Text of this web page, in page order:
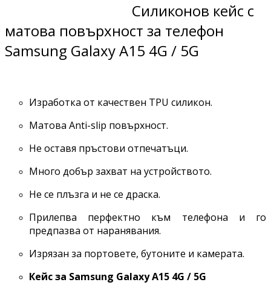
Силиконов кейс с
матова повърхност за телефон
Samsung Galaxy A15 4G / 5G
Изработка от качествен TPU силикон.
Матова Anti-slip повърхност.
Не оставя пръстови отпечатъци.
Много добър захват на устройството.
Не се плъзга и не се драска.
Прилепва перфектно към телефона и го
предпазва от наранявания.
Изрязан за портовете, бутоните и камерата.
Кейс за Samsung GalaxyA15 4G / 5G